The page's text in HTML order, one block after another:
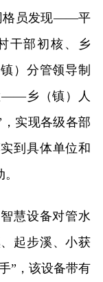
格员发现——平
部初核、乡
）分管领导制
——乡（镇）人
实现各级各部
到具体单位和
慧设备对管水
起步溪、小获
”，该设备带有